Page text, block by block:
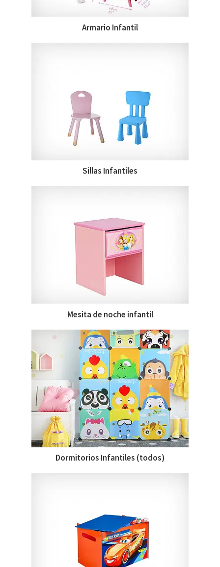
Armario Infantil
Sillas Infantiles
Mesita de noche infantil
Dormitorios Infantiles (todos)